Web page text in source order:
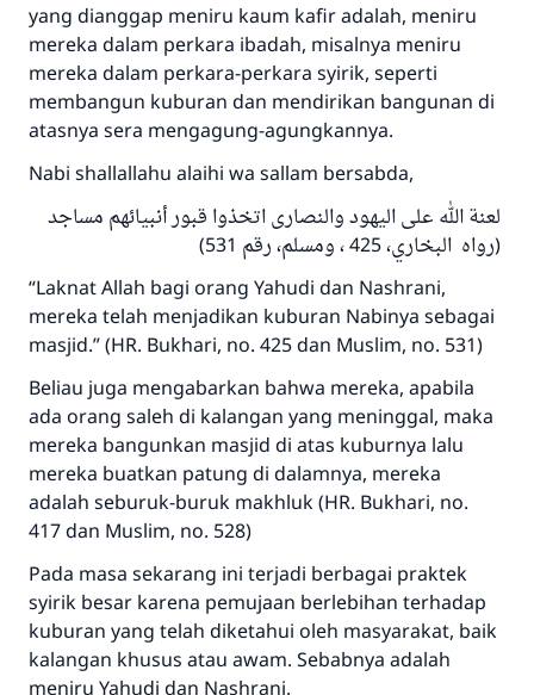
yang dianggap meniru kaum kafir adalah, meniru
mereka dalam perkara ibadah, misalnya meniru
mereka dalam perkara-perkara syirik, seperti
membangun kuburan dan mendirikan bangunan di
atasnya sera mengagung-agungkannya.
Nabi shallallahu alaihi wa sallam bersabda,
لعنة الله على اليهود والنصارى اتخذوا قبور أنبيائهم مساجد
(رواه البخاري، 425 ، ومسلم، رقم 531)
“Laknat Allah bagi orang Yahudi dan Nashrani,
mereka telah menjadikan kuburan Nabinya sebagai
masjid.” (HR. Bukhari, no. 425 dan Muslim, no. 531)
Beliau juga mengabarkan bahwa mereka, apabila
ada orang saleh di kalangan yang meninggal, maka
mereka bangunkan masjid di atas kuburnya lalu
mereka buatkan patung di dalamnya, mereka
adalah seburuk-buruk makhluk (HR. Bukhari, no.
417 dan Muslim, no. 528)
Pada masa sekarang ini terjadi berbagai praktek
syirik besar karena pemujaan berlebihan terhadap
kuburan yang telah diketahui oleh masyarakat, baik
kalangan khusus atau awam. Sebabnya adalah
meniru Yahudi dan Nashrani.